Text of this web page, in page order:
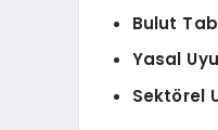
Bulut
Yasal
Sektörel